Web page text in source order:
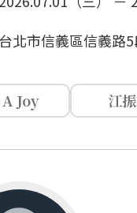
北市信義區信義路5
Joy 江